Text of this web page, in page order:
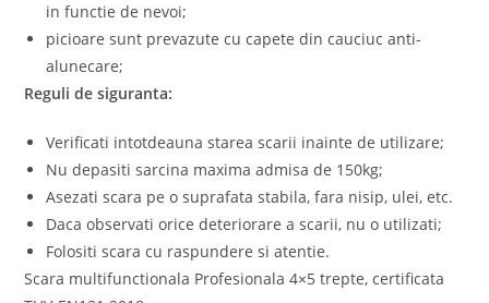
in functie de nevoi;
picioare sunt prevazute cu capete din cauciuc anti-
alunecare;
Reguli de siguranta:
Verificati intotdeauna starea scarii inainte de utilizare;
Nu depasiti sarcina maxima admisa de 150kg;
Asezati scara pe o suprafata stabila, fara nisip, ulei, etc.
Daca observati orice deteriorare a scarii, nu o utilizati;
Folositi scara cu raspundere si atentie.
Scara multifunctionala Profesionala 4×5 trepte, certificata